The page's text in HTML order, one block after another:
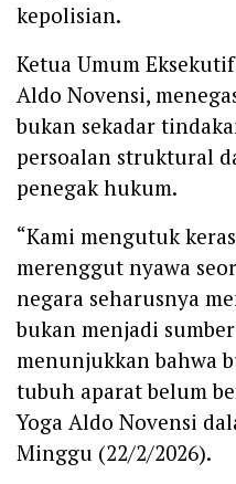
kepolisian.
Ketua Umum
Aldo Novensi,
bukan sekadar
persoalan struktural
penegak hukum.
“Kami mengutuk
merenggut nyawa
negara seharusnya
bukan menjadi
menunjukkan bahwa
tubuh aparat belum
Yoga Aldo Novensi
Minggu (22/2/2026).